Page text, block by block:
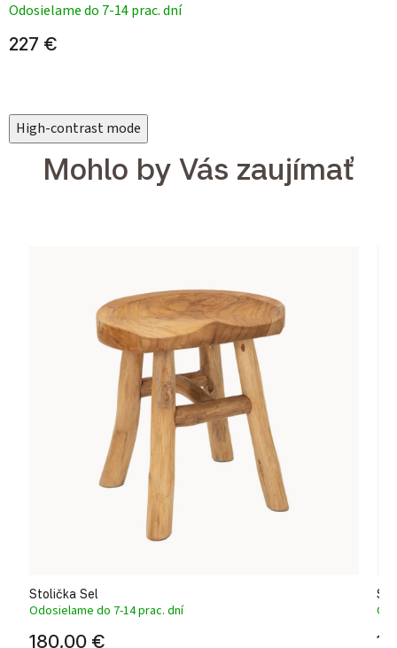
Odosielame do 7-14 prac. dní
227 €
High-contrast mode
Mohlo by Vás zaujímať
Stolička Sel
Odosielame do 7-14 prac. dní
180,00 €